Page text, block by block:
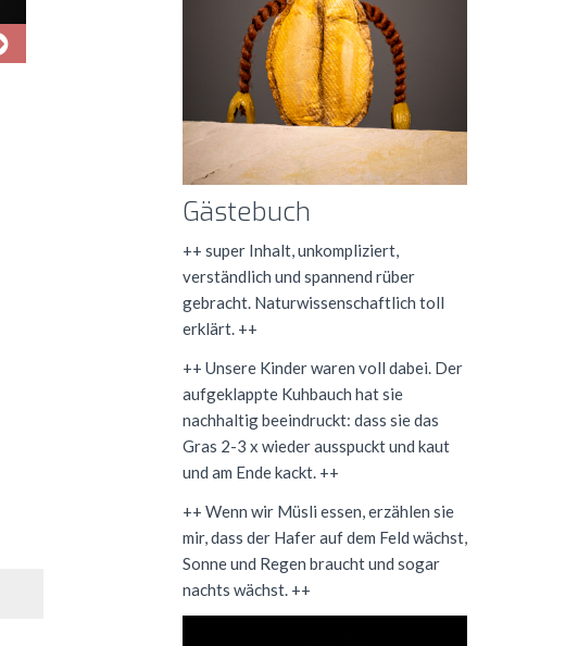
Gästebuch
++ super Inhalt, unkompliziert,
verständlich und spannend rüber
gebracht. Naturwissenschaftlich toll
erklärt. ++
++ Unsere Kinder waren voll dabei. Der
aufgeklappte Kuhbauch hat sie
nachhaltig beeindruckt: dass sie das
Gras 2-3 x wieder ausspuckt und kaut
und am Ende kackt. ++
++ Wenn wir Müsli essen, erzählen sie
mir, dass der Hafer auf dem Feld wächst,
Sonne und Regen braucht und sogar
nachts wächst. ++